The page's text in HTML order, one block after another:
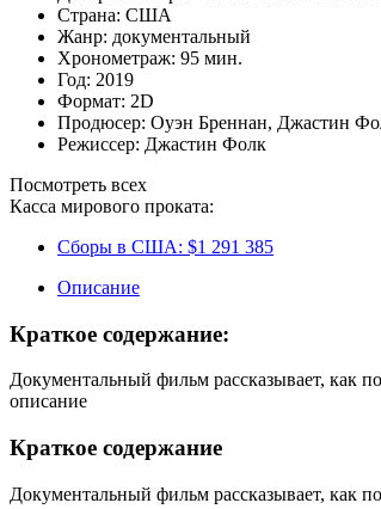
Страна: США
Жанр: документальный
Хронометраж: 95 мин.
Год: 2019
Формат: 2D
Продюсер: Оуэн Бреннан, Джастин
Режиссер: Джастин Фолк
Посмотреть всех
Касса мирового проката:
Сборы в США: $1 291 385
Описание
Краткое содержание:
Документальный фильм рассказывает, как
описание
Краткое содержание
Документальный фильм рассказывает, как